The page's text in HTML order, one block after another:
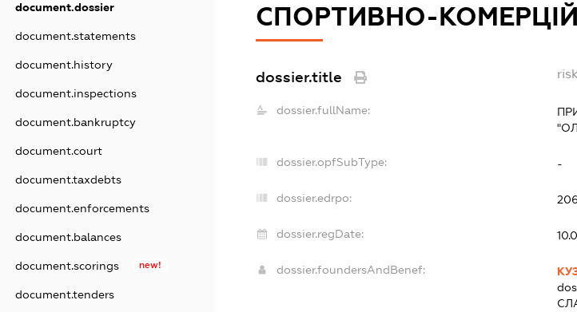
document.dossier
document.statements
document.history
document.inspections
document.bankruptcy
document.court
document.taxdebts
document.enforcements
document.balances
document.scorings new!
document.tenders
СПОРТИВНО-
dossier.title
dossier.fullName:
dossier.opfSubType: -
dossier.edrpo:
dossier.regDate:
dossier.foundersAndBenef: